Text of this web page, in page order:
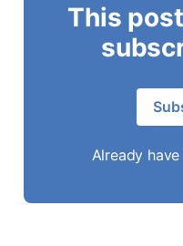
This
Already